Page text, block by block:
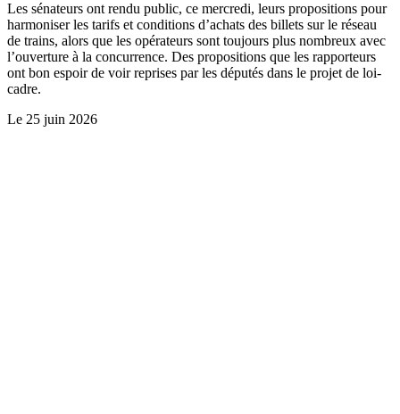
Les sénateurs ont rendu public, ce mercredi, leurs propositions pour
harmoniser les tarifs et conditions d’achats des billets sur le réseau
de trains, alors que les opérateurs sont toujours plus nombreux avec
l’ouverture à la concurrence. Des propositions que les rapporteurs
ont bon espoir de voir reprises par les députés dans le projet de loi-
cadre.
Le 25 juin 2026